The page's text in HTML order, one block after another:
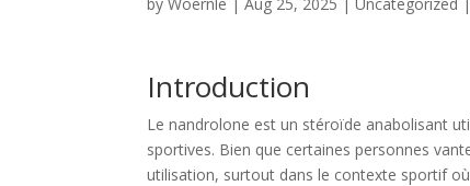
Introduction
Le nandrolone est un stéroïde anabolisant
sportives. Bien que certaines personnes
utilisation, surtout dans le contexte sportif